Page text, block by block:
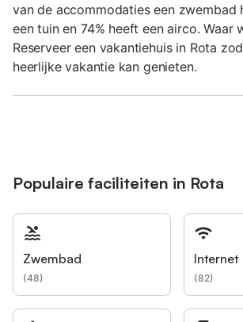
van de accommodaties een zwembad
een tuin en 74% heeft een airco. Waar
Reserveer een vakantiehuis in Rota
heerlijke vakantie kan genieten.
Populaire faciliteiten in Rota
Zwembad
(48)
Internet
(82)